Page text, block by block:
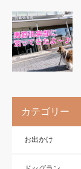
カテゴリー
お出かけ